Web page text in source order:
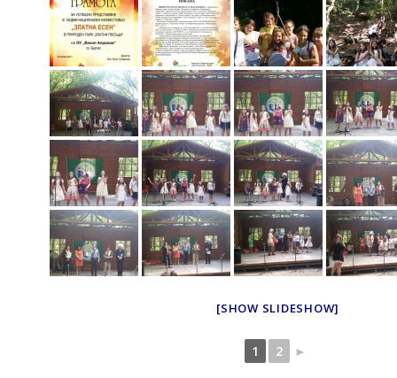
[SHOW SLIDESHOW]
1 2 ►